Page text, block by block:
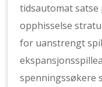
tidsautomat
opphisselse
for uanstrengt
spenningssøkere